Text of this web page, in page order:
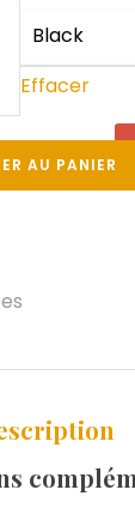
Effacer
AU PANIER